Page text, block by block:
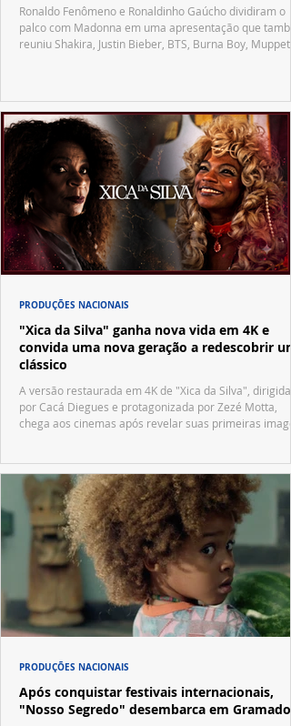
Ronaldo Fenômeno e Ronaldinho Gaúcho dividiram o
palco com Madonna em uma apresentação que
reuniu Shakira, Justin Bieber, BTS, Burna Boy, Muppets,
"Xica da Silva" ganha nova vida em 4K e
convida uma nova geração a redescobrir um
clássico
A versão restaurada em 4K de "Xica da Silva", dirigida
por Cacá Diegues e protagonizada por Zezé Motta,
chega aos cinemas após revelar suas primeiras
PRODUÇÕES NACIONAIS
Após conquistar festivais internacionais,
"Nosso Segredo" desembarca em Gramado
PRODUÇÕES NACIONAIS